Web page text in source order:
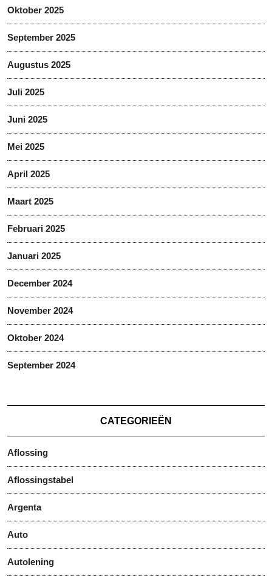
Oktober 2025
September 2025
Augustus 2025
Juli 2025
Juni 2025
Mei 2025
April 2025
Maart 2025
Februari 2025
Januari 2025
December 2024
November 2024
Oktober 2024
September 2024
CATEGORIEËN
Aflossing
Aflossingstabel
Argenta
Auto
Autolening